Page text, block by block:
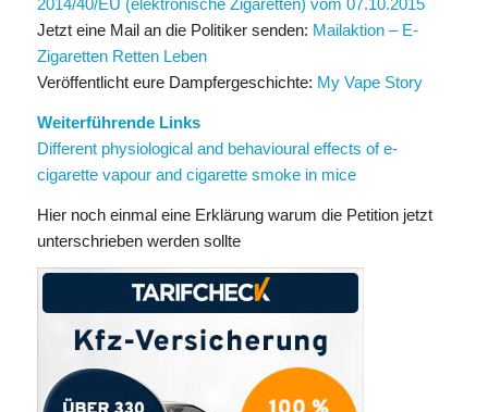
2014/40/EU (elektronische Zigaretten) vom 07.10.2015
Jetzt eine Mail an die Politiker senden: Mailaktion – E-
Zigaretten Retten Leben
Veröffentlicht eure Dampfergeschichte: My Vape Story
Weiterführende Links
Different physiological and behavioural effects of e-
cigarette vapour and cigarette smoke in mice
Hier noch einmal eine Erklärung warum die Petition jetzt
unterschrieben werden sollte